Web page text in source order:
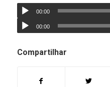
00:00
00:00
Compartilhar